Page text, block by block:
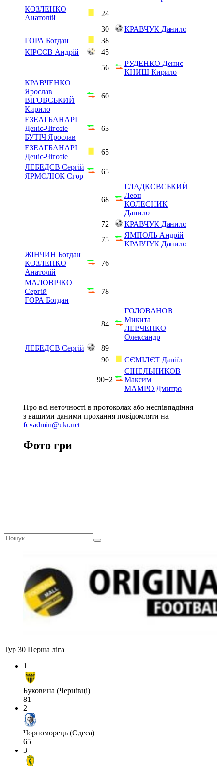
КОЗЛЕНКО
Анатолій
24
30
КРАВЧУК Данило
ГОРА Богдан
38
КІРЄЄВ Андрій
45
56
РУДЕНКО Денис
КНИШ Кирило
КРАВЧЕНКО
Ярослав
ВІГОВСЬКИЙ
Кирило
60
ЕЗЕАГБАНАРІ
Деніс-Чігозіе
БУТІЧ Ярослав
63
ЕЗЕАГБАНАРІ
Деніс-Чігозіе
65
ЛЕБЕДЄВ Сергій
ЯРМОЛЮК Єгор
65
68
ГЛАДКОВСЬКИЙ
Леон
КОЛЕСНИК
Данило
72
КРАВЧУК Данило
75
ЯМПОЛЬ Андрій
КРАВЧУК Данило
ЖІНЧИН Богдан
КОЗЛЕНКО
Анатолій
76
МАЛОВІЧКО
Сергій
ГОРА Богдан
78
84
ГОЛОВАНОВ
Микита
ЛЕВЧЕНКО
Олександр
ЛЕБЕДЄВ Сергій
89
90
СЄМІЛЄТ Даніїл
90+2
СІНЕЛЬНИКОВ
Максим
МАМРО Дмитро
Про всі неточності в протоколах або неспівпадіння
з вашими даними прохання повідомляти на
fcvadmin@ukr.net
Фото гри
Тур 30 Перша ліга
1
Буковина (Чернівці)
81
2
Чорноморець (Одеса)
65
3